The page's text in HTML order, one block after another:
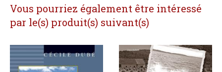
Vous pourriez également être intéressé
par le(s) produit(s) suivant(s)